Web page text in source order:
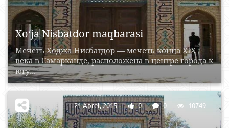
Xo‘ja Nisbatdor maqbarasi
Мечеть Ходжа-Нисбатдор — мечеть конца XIX
века в Самарканде, расположена в центре города к
югу...
21 Aprel, 2015 0 0 10749